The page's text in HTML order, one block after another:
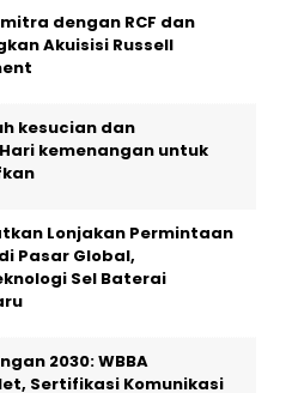
dengan RCF dan
Akuisisi Russell
kesucian dan
kemenangan untuk
Lonjakan Permintaan
Pasar Global,
Sel Baterai
2030: WBBA
Sertifikasi Komunikasi